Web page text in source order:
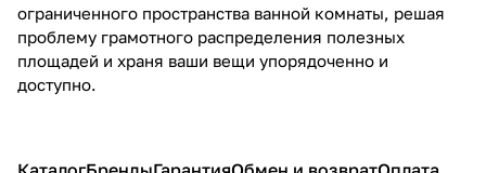
ограниченного пространства ванной комнаты, решая
проблему грамотного распределения полезных
площадей и храня ваши вещи упорядоченно и
доступно.